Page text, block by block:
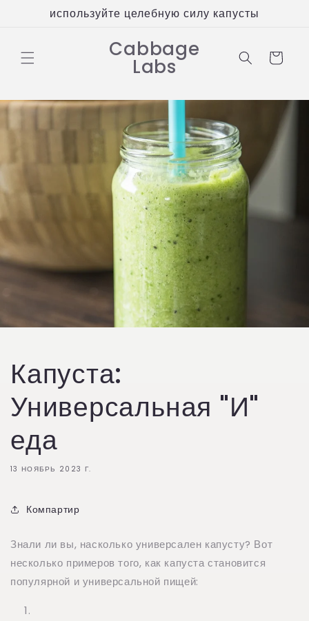
используйте целебную силу капусты
Cabbage
Labs Корзина
Капуста:
Универсальная "И"
еда
13 НОЯБРЬ 2023 Г.
Компартир
Знали ли вы, насколько универсален капусту? Вот
несколько примеров того, как капуста становится
популярной и универсальной пищей: